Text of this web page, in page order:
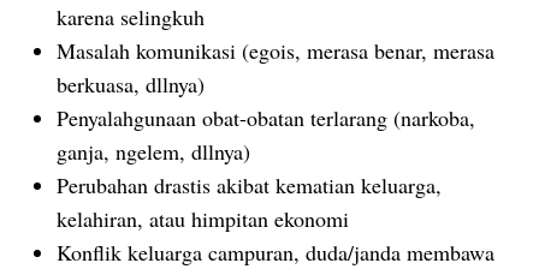
karena selingkuh
Masalah komunikasi (egois, merasa benar, merasa
berkuasa, dllnya)
Penyalahgunaan obat-obatan terlarang (narkoba,
ganja, ngelem, dllnya)
Perubahan drastis akibat kematian keluarga,
kelahiran, atau himpitan ekonomi
Konflik keluarga campuran, duda/janda membawa